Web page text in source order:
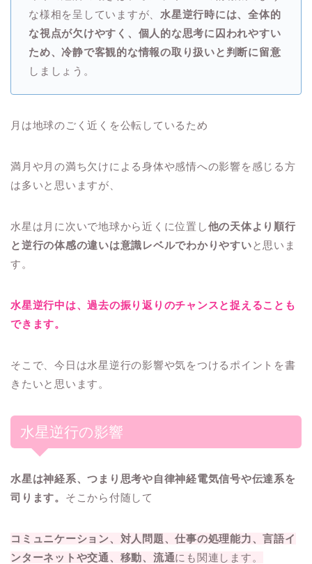
な様相を呈していますが、 水星逆行時には、全体的
な視点が欠けやすく、個人的な思考に囚われやすい
ため、冷静で客観的な情報の取り扱いと判断に留意
しましょう。
月は地球のごく近くを公転しているため
満月や月の満ち欠けによる身体や感情への影響を感じる方
は多いと思いますが、
水星は月に次いで地球から近くに位置し他の天体より順行
と逆行の体感の違いは意識レベルでわかりやすいと思いま
す。
水星逆行中は、過去の振り返りのチャンスと捉えることも
できます。
そこで、今日は水星逆行の影響や気をつけるポイントを書
きたいと思います。
水星逆行の影響
水星は神経系、つまり思考や自律神経電気信号や伝達系を
司ります。 そこから付随して
コミュニケーション、対人問題、仕事の処理能力、言語イ
ンターネットや交通、移動、流通にも関連します。